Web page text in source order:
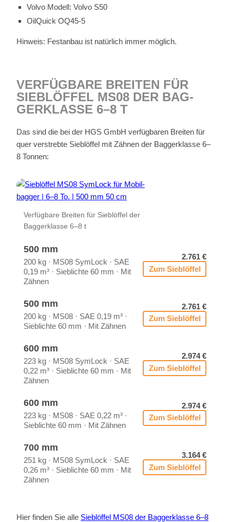
Vol­vo Mo­dell: Vol­vo S50
Oil­Quick OQ45‑5
Hin­weis: Fest­an­bau ist na­tür­lich im­mer mög­lich.
VER­FÜG­BA­RE BREI­TEN FÜR
SIEB­LÖF­FEL MS08 DER BAG­
GER­KLAS­SE 6–8 T
Das sind die bei der HGS GmbH ver­füg­ba­ren Brei­ten für
quer ver­streb­te Sieb­löf­fel mit Zäh­nen der Bag­ger­klas­se 6–
8 Ton­nen:
Ver­füg­ba­re Brei­ten für Sieb­löf­fel der
Bag­ger­klas­se 6–8 t
500 mm
200 kg · MS08 Sym­Lock · SAE
0,19 m³ · Sieb­lich­te 60 mm · Mit
Zäh­nen
2.761 €
Zum Sieb­löf­fel
500 mm
200 kg · MS08 · SAE 0,19 m³ ·
Sieb­lich­te 60 mm · Mit Zäh­nen
2.761 €
Zum Sieb­löf­fel
600 mm
223 kg · MS08 Sym­Lock · SAE
0,22 m³ · Sieb­lich­te 60 mm · Mit
Zäh­nen
2.974 €
Zum Sieb­löf­fel
600 mm
223 kg · MS08 · SAE 0,22 m³ ·
Sieb­lich­te 60 mm · Mit Zäh­nen
2.974 €
Zum Sieb­löf­fel
700 mm
251 kg · MS08 Sym­Lock · SAE
0,26 m³ · Sieb­lich­te 60 mm · Mit
Zäh­nen
3.164 €
Zum Sieb­löf­fel
Hier fin­den Sie alle Sieb­löf­fel MS08 der Bag­ger­klas­se 6–8